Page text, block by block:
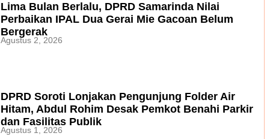
Lima Bulan Berlalu, DPRD Samarinda Nilai
Perbaikan IPAL Dua Gerai Mie Gacoan Belum
Bergerak
Agustus 2, 2026
DPRD Soroti Lonjakan Pengunjung Folder Air
Hitam, Abdul Rohim Desak Pemkot Benahi Parkir
dan Fasilitas Publik
Agustus 1, 2026